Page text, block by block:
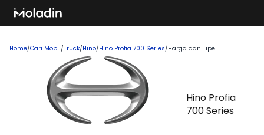
Home/Cari Mobil/Truck/Hino/Hino Profia 700 Series/Harga dan Tipe
Hino Profia
700 Series